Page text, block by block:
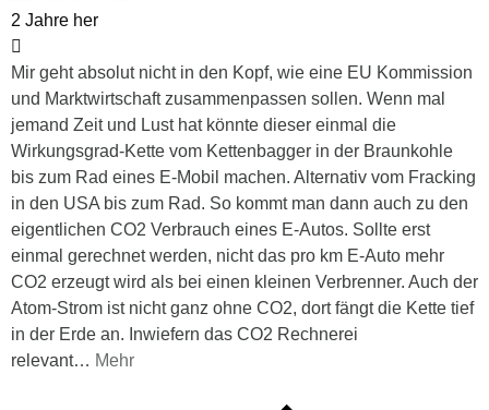
2 Jahre her
Mir geht absolut nicht in den Kopf, wie eine EU Kommission
und Marktwirtschaft zusammenpassen sollen. Wenn mal
jemand Zeit und Lust hat könnte dieser einmal die
Wirkungsgrad-Kette vom Kettenbagger in der Braunkohle
bis zum Rad eines E-Mobil machen. Alternativ vom Fracking
in den USA bis zum Rad. So kommt man dann auch zu den
eigentlichen CO2 Verbrauch eines E-Autos. Sollte erst
einmal gerechnet werden, nicht das pro km E-Auto mehr
CO2 erzeugt wird als bei einen kleinen Verbrenner. Auch der
Atom-Strom ist nicht ganz ohne CO2, dort fängt die Kette tief
in der Erde an. Inwiefern das CO2 Rechnerei
relevant… Mehr